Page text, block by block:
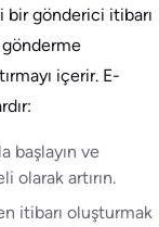
bir gönderici itibarı
içerir. E-
başlayın ve
olarak artırın.
itibarı oluşturmak